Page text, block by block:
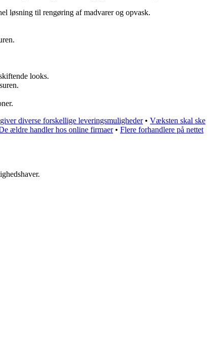
løsning til rengøring af madvarer og opvask.
looks.
diverse forskellige leveringsmuligheder• Væksten skal ske
ældre handler hos online firmaer• Flere forhandlere på nettet